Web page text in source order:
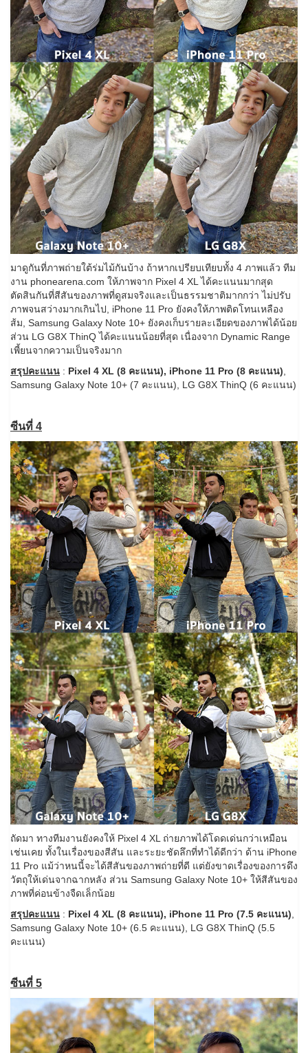
มาดูกันที่ภาพถ่ายใต้ร่มไม้กันบ้าง ถ้าหากเปรียบเทียบทั้ง 4 ภาพแล้ว ทีม
งาน phonearena.com ให้ภาพจาก Pixel 4 XL ได้คะแนนมากสุด
ตัดสินกันที่สีสันของภาพที่ดูสมจริงและเป็นธรรมชาติมากกว่า ไม่ปรับ
ภาพจนสว่างมากเกินไป, iPhone 11 Pro ยังคงให้ภาพติดโทนเหลือง
ส้ม, Samsung Galaxy Note 10+ ยังคงเก็บรายละเอียดของภาพได้น้อย
ส่วน LG G8X ThinQ ได้คะแนนน้อยที่สุด เนื่องจาก Dynamic Range
เพี้ยนจากความเป็นจริงมาก
สรุปคะแนน : Pixel 4 XL (8 คะแนน), iPhone 11 Pro (8 คะแนน)
Samsung Galaxy Note 10+ (7 คะแนน), LG G8X ThinQ (6 คะแนน)
ซีนที่ 4
ถัดมา ทางทีมงานยังคงให้ Pixel 4 XL ถ่ายภาพได้โดดเด่นกว่าเหมือน
เช่นเคย ทั้งในเรื่องของสีสัน และระยะชัดลึกที่ทำได้ดีกว่า ด้าน iPhone
11 Pro แม้ว่าหนนี้จะได้สีสันของภาพถ่ายที่ดี แต่ยังขาดเรื่องของการดึง
วัตถุให้เด่นจากฉากหลัง ส่วน Samsung Galaxy Note 10+ ให้สีสันของ
ภาพที่ค่อนข้างจืดเล็กน้อย
สรุปคะแนน : Pixel 4 XL (8 คะแนน), iPhone 11 Pro (7.5 คะแนน)
Samsung Galaxy Note 10+ (6.5 คะแนน), LG G8X ThinQ (5.5
คะแนน)
ซีนที่ 5